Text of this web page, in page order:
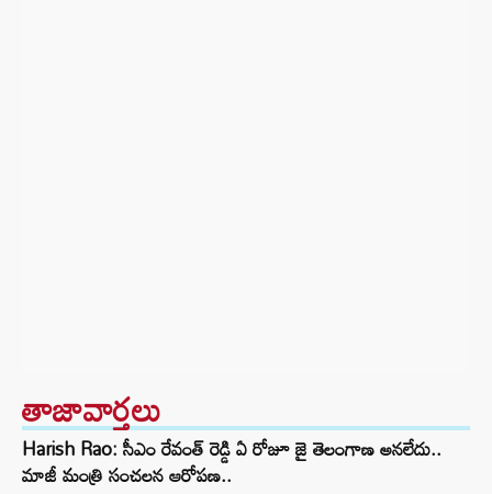
తాజావార్తలు
Harish Rao: సీఎం రేవంత్ రెడ్డి ఏ రోజూ జై తెలంగాణ అనలేదు..
మాజీ మంత్రి సంచలన ఆరోపణ..